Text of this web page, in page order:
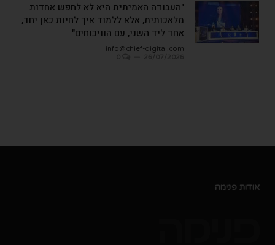
"העבודה האמיתית היא לא לחפש אחדות
מלאכותית, אלא ללמוד איך לחיות כאן יחד,
אחד ליד השני, עם הוויכוחים"
info@chief-digital.com
אודות פנימה